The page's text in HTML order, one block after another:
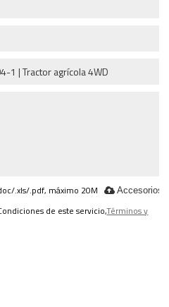
.xls/.pdf, máximo 20M Accesorios
de este servicio,Términos y